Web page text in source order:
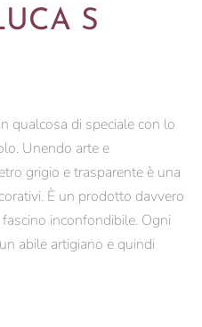
S
qualcosa di speciale con lo
Unendo arte e
grigio e trasparente è una
È un prodotto davvero
inconfondibile. Ogni
abile artigiano e quindi